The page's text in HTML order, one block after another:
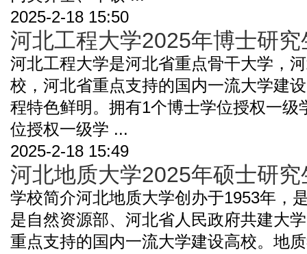
2025-2-18 15:50
河北工程大学2025年博士研
河北工程大学是河北省重点骨干大学，
校，河北省重点支持的国内一流大学建
程特色鲜明。拥有1个博士学位授权一
位授权一级学 ...
2025-2-18 15:49
河北地质大学2025年硕士研
学校简介河北地质大学创办于1953年，
是自然资源部、河北省人民政府共建大
重点支持的国内一流大学建设高校。地